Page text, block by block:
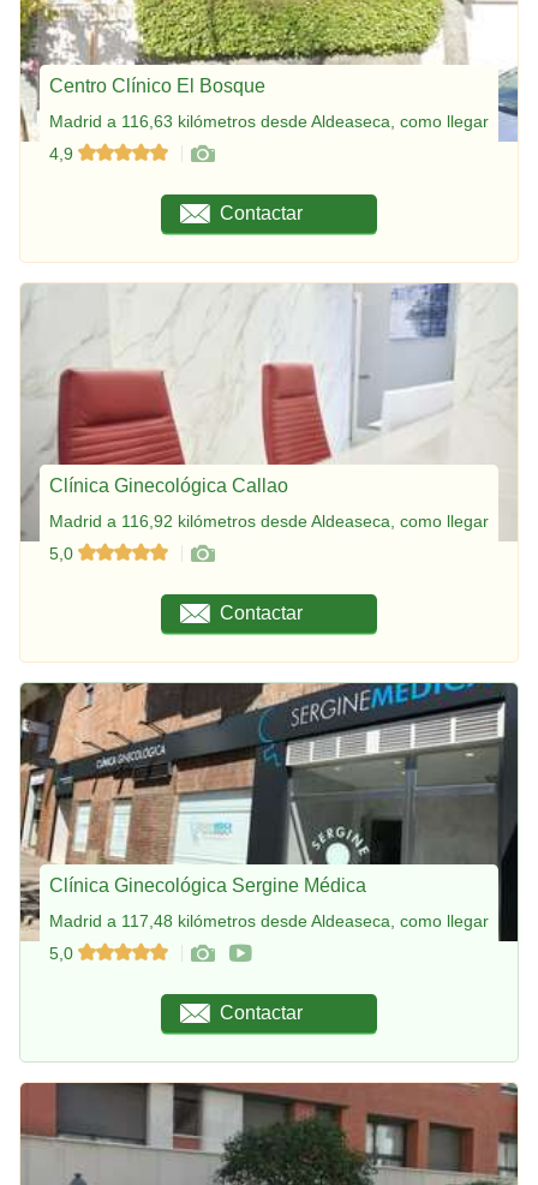
Centro Clínico El Bosque
Madrid a 116,63 kilómetros desde Aldeaseca, como llegar
4,9
Contactar
Clínica Ginecológica Callao
Madrid a 116,92 kilómetros desde Aldeaseca, como llegar
5,0
Contactar
Clínica Ginecológica Sergine Médica
Madrid a 117,48 kilómetros desde Aldeaseca, como llegar
5,0
Contactar